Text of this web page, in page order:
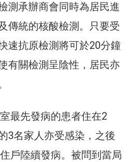
測承辦商會同時為居民進
傳統的核酸檢測。只要受
速抗原檢測將可於20分鐘
有關檢測呈陰性，居民亦
最先發病的患者住在2
3名家人亦受感染，之後
戶陸續發病。被問到當局